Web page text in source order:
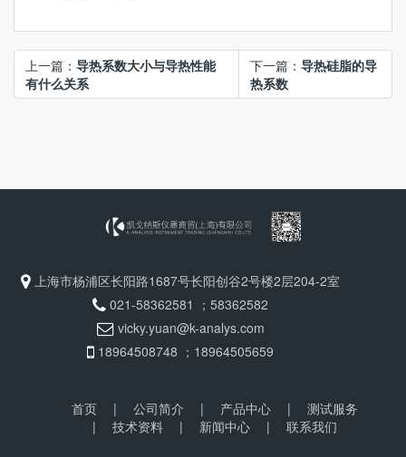
上一篇： 导热系数大小与导热性能
有什么关系
下一篇：导热硅脂的导
热系数
上海市杨浦区长阳路1687号长阳创谷2号楼2层204-2室
021-58362581 ；58362582
vicky.yuan@k-analys.com
18964508748 ；18964505659
首页 | 公司简介 | 产品中心 |
测试服务
|
技术资料 | 新闻中心 |
联系我们